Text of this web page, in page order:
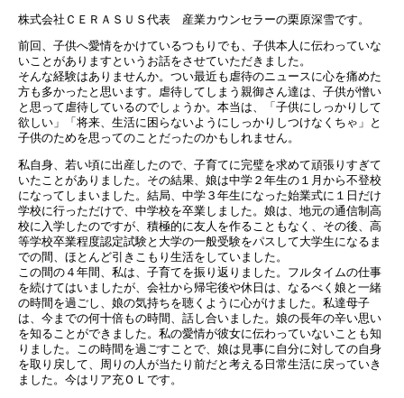
株式会社ＣＥＲＡＳＵＳ代表 産業カウンセラーの栗原深雪です。
前回、子供へ愛情をかけているつもりでも、子供本人に伝わっていな
いことがありますというお話をさせていただきました。
そんな経験はありませんか。つい最近も虐待のニュースに心を痛めた
方も多かったと思います。虐待してしまう親御さん達は、子供が憎い
と思って虐待しているのでしょうか。本当は、「子供にしっかりして
欲しい」「将来、生活に困らないようにしっかりしつけなくちゃ」と
子供のためを思ってのことだったのかもしれません。
私自身、若い頃に出産したので、子育てに完璧を求めて頑張りすぎて
いたことがありました。その結果、娘は中学２年生の１月から不登校
になってしまいました。結局、中学３年生になった始業式に１日だけ
学校に行っただけで、中学校を卒業しました。娘は、地元の通信制高
校に入学したのですが、積極的に友人を作ることもなく、その後、高
等学校卒業程度認定試験と大学の一般受験をパスして大学生になるま
での間、ほとんど引きこもり生活をしていました。
この間の４年間、私は、子育てを振り返りました。フルタイムの仕事
を続けてはいましたが、会社から帰宅後や休日は、なるべく娘と一緒
の時間を過ごし、娘の気持ちを聴くように心がけました。私達母子
は、今までの何十倍もの時間、話し合いました。娘の長年の辛い思い
を知ることができました。私の愛情が彼女に伝わっていないことも知
りました。この時間を過ごすことで、娘は見事に自分に対しての自身
を取り戻して、周りの人が当たり前だと考える日常生活に戻っていき
ました。今はリア充ＯＬです。